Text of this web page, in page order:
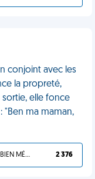
conjoint avec les
la propreté,
elle fonce
"Ben ma maman,
TU L'AS BIEN MÉRITÉ 2 376